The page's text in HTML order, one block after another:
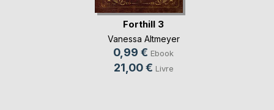
Forthill 3
Vanessa Altmeyer
0,99 € Ebook
21,00 € Livre